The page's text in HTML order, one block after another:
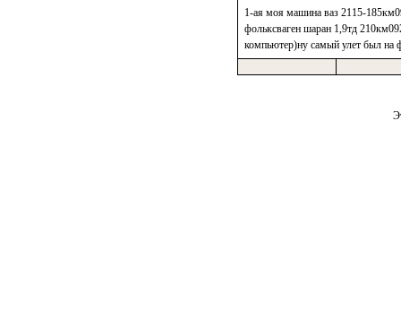
1-ая моя машина ваз 2115-
фольксваген шаран 1,9тд
компьютер)ну самый улет был на